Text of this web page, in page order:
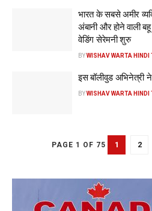
भारत के सबसे अमीर
अंबानी और होने वाली
वेडिंग सेरेमनी शुरु
BYWISHAV WARTA HINDI
इस बॉलीवुड अभिनेत्री
BYWISHAV WARTA HINDI
PAGE 1 OF 75 1 2